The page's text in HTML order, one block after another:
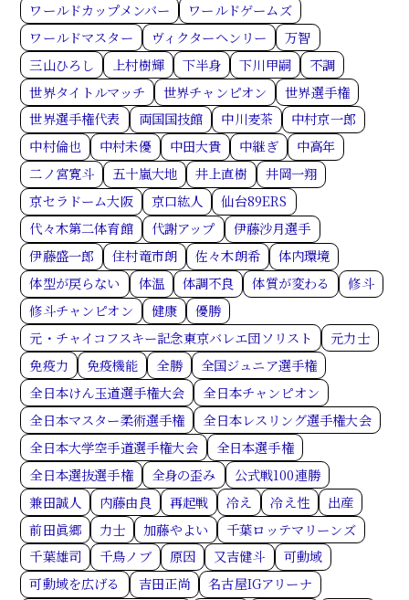
ワールドカップメンバー
ワールドゲームズ
ワールドマスター
ヴィクターヘンリー
万智
三山ひろし
上村樹輝 下半身 下川甲嗣
不調
世界タイトルマッチ
世界チャンピオン
世界選手権
世界選手権代表
両国国技館 中川麦茶
中村京一郎
中村倫也
中村未優 中田大貴 中継ぎ
中高年
二ノ宮寛斗
五十嵐大地 井上直樹
井岡一翔
京セラドーム大阪
京口紘人
仙台89ERS
代々木第二体育館
代謝アップ
伊藤沙月選手
伊藤盛一郎
住村竜市朗 佐々木朗希
体内環境
体型が戻らない
体温 体調不良 体質が変わる
修斗
修斗チャンピオン
健康
優勝
元・チャイコフスキー記念東京バレエ団ソリスト
元力士
免疫力
免疫機能 全勝
全国ジュニア選手権
全日本けん玉道選手権大会
全日本チャンピオン
全日本マスター柔術選手権
全日本レスリング選手権大会
全日本大学空手道選手権大会
全日本選手権
全日本選抜選手権
全身の歪み
公式戦100連勝
兼田誠人
内藤由良 再起戦 冷え 冷え性
出産
前田眞郷
力士 加藤やよい
千葉ロッテマリーンズ
千葉雄司
千鳥ノブ 原因 又吉健斗
可動域
可動域を広げる
吉田正尚
名古屋IGアリーナ